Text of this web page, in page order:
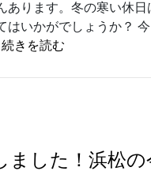
あります。冬の寒い休
はいかがでしょうか？
続きを読む
ました！浜松